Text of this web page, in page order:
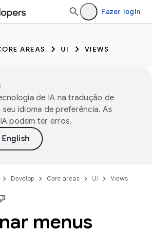
Fazer login
AREAS UI VIEWS
de IA na tradução de
idioma de preferência. As
podem ter erros.
Develop Core areas UI Views
menus